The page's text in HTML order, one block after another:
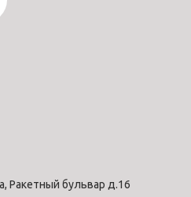
Ракетный бульвар д.16